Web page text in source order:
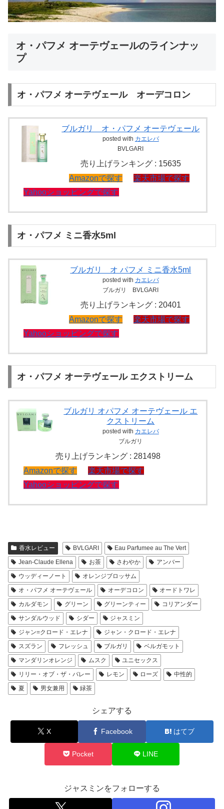
オ・パフメ オーテヴェールのラインナッ
プ
オ・パフメ オーテヴェール オーデコロン
ブルガリ オ・パフメ オーテヴェール
posted with カエレバ
BVLGARI
売り上げランキング : 15635
Amazonで探す
楽天市場で探す
Yahooショッピングで探す
オ・パフメ ミニ香水5ml
ブルガリ オ パフメ ミニ香水5ml
posted with カエレバ
ブルガリ BVLGARI
売り上げランキング : 20401
Amazonで探す
楽天市場で探す
Yahooショッピングで探す
オ・パフメ オーテヴェール エクストリーム
ブルガリ オパフメ オーテヴェール エ
クストリーム
posted with カエレバ
ブルガリ
売り上げランキング : 281498
Amazonで探す
楽天市場で探す
Yahooショッピングで探す
香水レビュー BVLGARI
Eau Parfumee au The Vert
Jean-Claude Ellena
お茶 さわやか
アンバー
ウッディーノート
オレンジブロッサム
オ・パフメ オーテヴェール
オーデコロン
オードトワレ
カルダモン
グリーン グリーンティー
コリアンダー
サンダルウッド
シダー
ジャスミン
ジャン=クロード・エレナ
ジャン・クロード・エレナ
スズラン
フレッシュ ブルガリ
ベルガモット
マンダリンオレンジ
ムスク
ユニセックス
リリー・オブ・ザ・バレー
レモン ローズ
中性的
夏
男女兼用 緑茶
シェアする
X Facebook はてブ
Pocket LINE
ジャスミンをフォローする